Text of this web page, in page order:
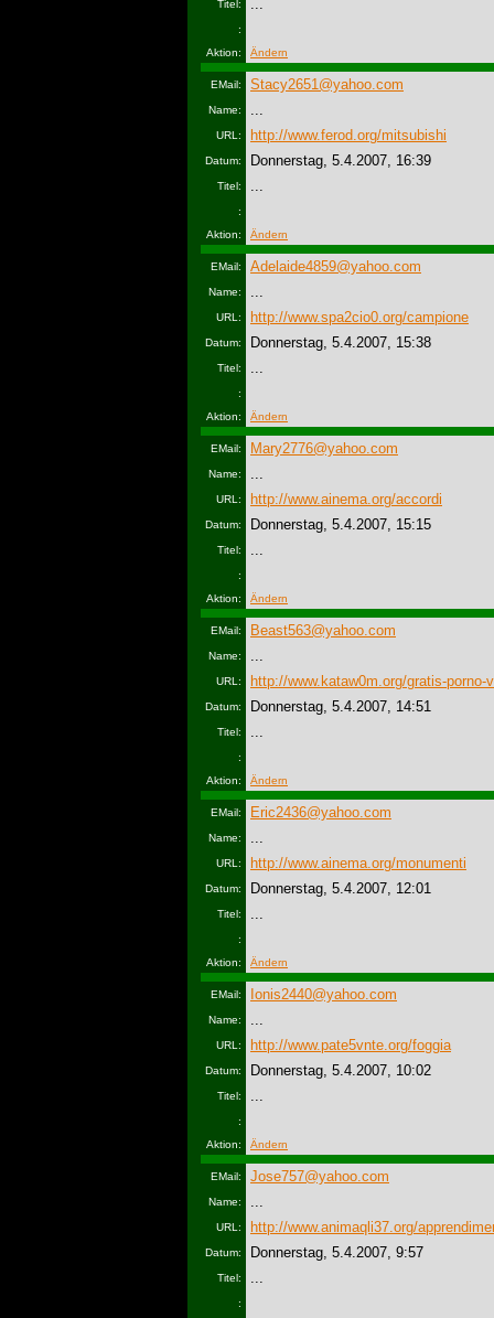
Titel: ...
:
Aktion:
Ändern
EMail: Stacy2651@yahoo.com
Name: ...
URL: http://www.ferod.org/mitsubishi
Datum: Donnerstag, 5.4.2007, 16:39
Titel: ...
:
Aktion:
Ändern
EMail: Adelaide4859@yahoo.com
Name: ...
URL: http://www.spa2cio0.org/campione
Datum: Donnerstag, 5.4.2007, 15:38
Titel: ...
:
Aktion:
Ändern
EMail: Mary2776@yahoo.com
Name: ...
URL: http://www.ainema.org/accordi
Datum: Donnerstag, 5.4.2007, 15:15
Titel: ...
:
Aktion:
Ändern
EMail: Beast563@yahoo.com
Name: ...
URL: http://www.kataw0m.org/gratis-porno-
Datum: Donnerstag, 5.4.2007, 14:51
Titel: ...
:
Aktion:
Ändern
EMail: Eric2436@yahoo.com
Name: ...
URL: http://www.ainema.org/monumenti
Datum: Donnerstag, 5.4.2007, 12:01
Titel: ...
:
Aktion:
Ändern
EMail: Ionis2440@yahoo.com
Name: ...
URL: http://www.pate5vnte.org/foggia
Datum: Donnerstag, 5.4.2007, 10:02
Titel: ...
:
Aktion:
Ändern
EMail: Jose757@yahoo.com
Name: ...
URL: http://www.animaqli37.org/
Datum: Donnerstag, 5.4.2007, 9:57
Titel: ...
: